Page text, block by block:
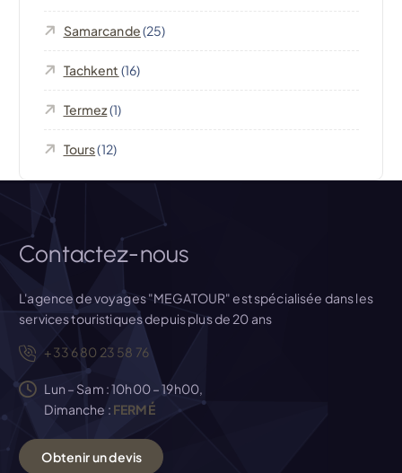
c
e
Samarcande(25)
Tachkent (16)
Termez(1)
Tours(12)
Contactez-nous
L'agence de voyages "MEGATOUR" est spécialisée dans les
services touristiques depuis plus de 20 ans
+33 6 80 23 58 76
Lun – Sam : 10h00 – 19h00,
Dimanche : FERMÉ
Obtenirundevis